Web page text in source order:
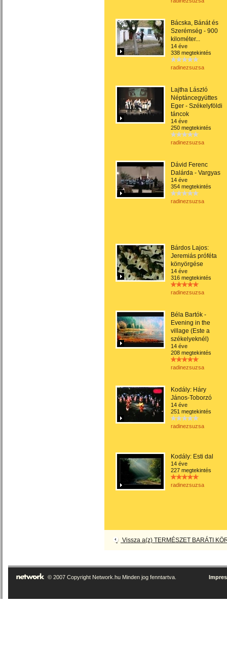
Bácska, Bánát és
Szerémség - 900
kilométer...
14 éve
338 megtekintés
radinezsuzsa
Lajtha László
Néptáncegyüttes
Eger - Székelyföldi
táncok
14 éve
250 megtekintés
radinezsuzsa
Dávid Ferenc
Dalárda - Vargyas
14 éve
354 megtekintés
radinezsuzsa
Bárdos Lajos:
Jeremiás próféta
könyörgése
14 éve
316 megtekintés
radinezsuzsa
Béla Bartók -
Evening in the
village (Este a
székelyeknél)
14 éve
208 megtekintés
radinezsuzsa
Kodály: Háry
János-Toborzó
14 éve
251 megtekintés
radinezsuzsa
Kodály: Esti dal
14 éve
227 megtekintés
radinezsuzsa
Vissza a(z) TERMÉSZET BARÁTI
© 2007 Copyright Network.hu Minden jog fenntartva.